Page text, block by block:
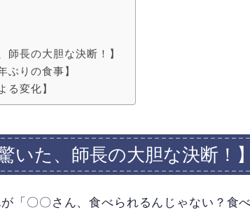
師長の大胆な決断！】
ぶりの食事】
る変化】
いた、師長の大胆な決断！】
「〇〇さん、食べられるんじゃない？食